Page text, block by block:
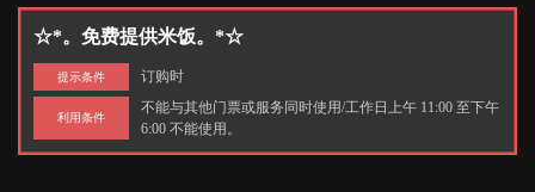
☆*。免费提供米饭。*☆
提示条件 订购时
利用条件
不能与其他门票或服务同时使用/工作日上午 11:00 至下午
6:00 不能使用。